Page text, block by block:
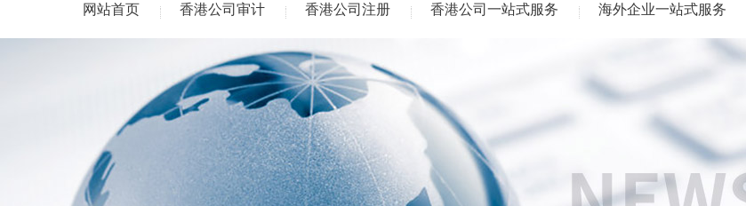
网站首页 香港公司审计 香港公司注册 香港公司一站式服务 海外企业一站式服务